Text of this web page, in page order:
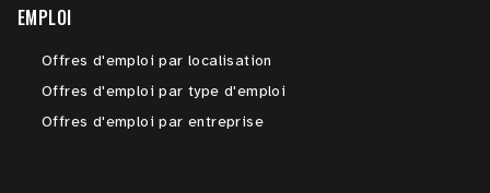
EMPLOI
Offres d'emploi par localisation
Offres d'emploi par type d'emploi
Offres d'emploi par entreprise